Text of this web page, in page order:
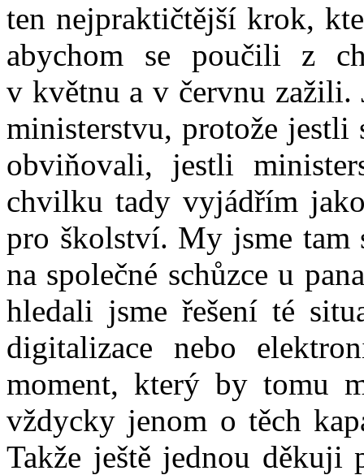
ten nejpraktičtější krok,
abychom se poučili z
v květnu a v červnu zažili.
ministerstvu, protože jestli
obviňovali, jestli
chvilku tady vyjádřím
pro školství. My jsme tam
na společné schůzce u
hledali jsme řešení té
digitalizace nebo
moment, který by tomu
vždycky jenom o těch
Takže ještě jednou